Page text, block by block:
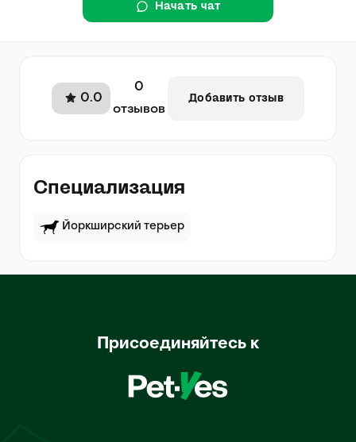
Начать чат
0.0
0
отзывов
Добавить отзыв
Специализация
Йоркширский терьер
Присоединяйтесь к